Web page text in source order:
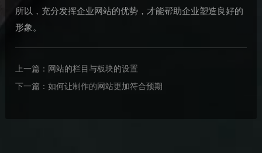
所以，充分发挥企业网站的优势，才能帮助企业塑造良好的
形象。
上一篇： 网站的栏目与板块的设置
下一篇：如何让制作的网站更加符合预期